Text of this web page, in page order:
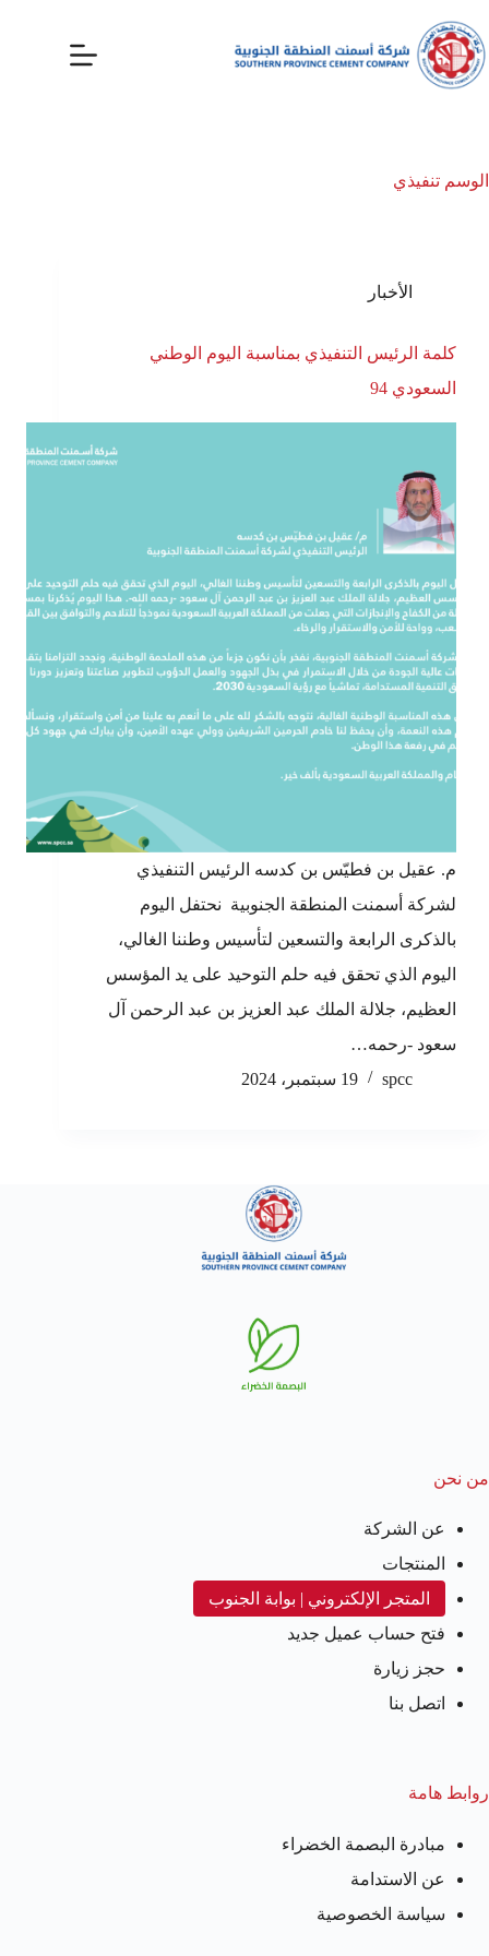
الوسم تنفيذي
الأخبار
كلمة الرئيس التنفيذي بمناسبة اليوم الوطني
السعودي 94
م. عقيل بن فطيّس بن كدسه الرئيس التنفيذي
لشركة أسمنت المنطقة الجنوبية نحتفل اليوم
بالذكرى الرابعة والتسعين لتأسيس وطننا الغالي،
اليوم الذي تحقق فيه حلم التوحيد على يد المؤسس
العظيم، جلالة الملك عبد العزيز بن عبد الرحمن آل
سعود -رحمه…
spcc
19 سبتمبر، 2024
من نحن
عن الشركة
المنتجات
المتجر الإلكتروني | بوابة الجنوب
فتح حساب عميل جديد
حجز زيارة
اتصل بنا
روابط هامة
مبادرة البصمة الخضراء
عن الاستدامة
سياسة الخصوصية